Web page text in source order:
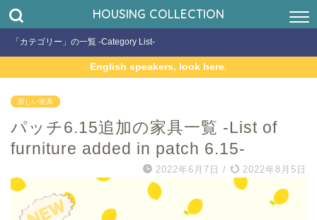
HOUSING COLLECTION
「カテゴリー」の一覧 -Category List-
English speakers, look here.
新しい家具
パッチ6.15追加の家具一覧 -List of
furniture added in patch 6.15-
2022年6月7日 / 2022年8月5日